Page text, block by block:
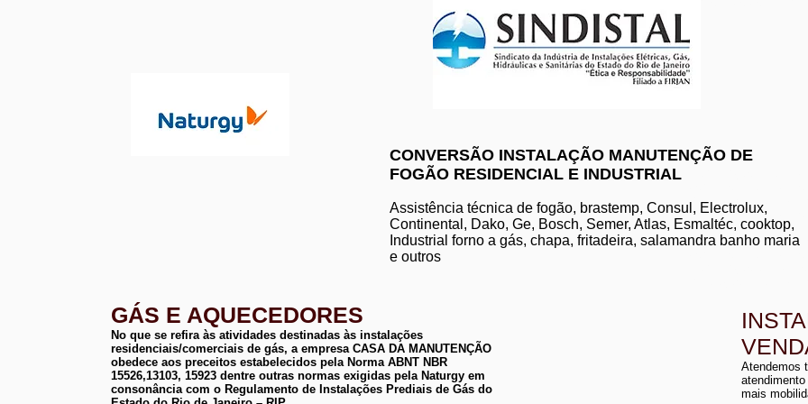
instalação de
conserto de aquecedor
manutenção de
instalação de
CONVERSÃO INSTALAÇÃO MANUTENÇÃO DE
FOGÃO RESIDENCIAL E INDUSTRIAL
Assistência técnica de fogão, brastemp, Consul, Electrolux,
Continental, Dako, Ge, Bosch, Semer, Atlas, Esmaltéc, cooktop,
Industrial forno a gás, chapa, fritadeira, salamandra banho maria
e outros
GÁS E AQUECEDORES
No que se refira às atividades destinadas às instalações
residenciais/comerciais de gás, a empresa CASA DA MANUTENÇÃO
obedece aos preceitos estabelecidos pela Norma ABNT NBR
15526,13103, 15923 dentre outras normas exigidas pela Naturgy em
consonância com o Regulamento de Instalações Prediais de Gás do
Atendemos
mais